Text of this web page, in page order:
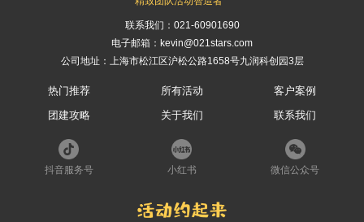
联系我们： 021-60901690
电子邮箱：kevin@021stars.com
公司地址：上海市松江区沪松公路1658号九润科创园3层
热门推荐 所有活动
客户案例
团建攻略
关于我们 联系我们
抖音服务号 小红书 微信公众号